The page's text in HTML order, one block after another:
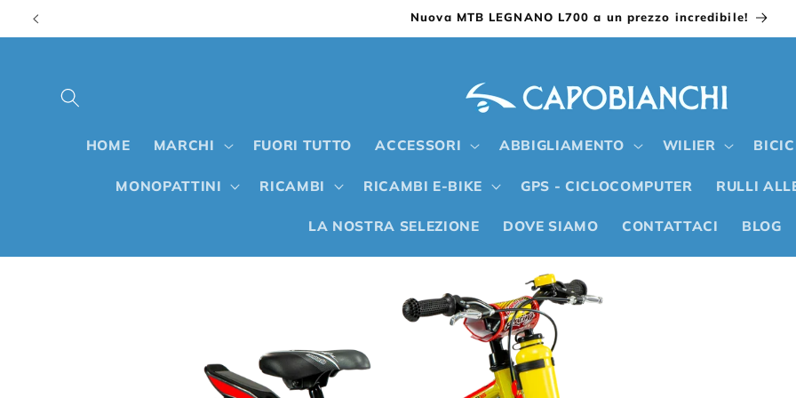
direttamente
ai contenuti
Nuova MTB LEGNANO L700 a un prezzo incredibile!
HOME MARCHI FUORI TUTTO ACCESSORI ABBIGLIAMENTO WILIER
MONOPATTINI RICAMBI RICAMBI E-BIKE GPS - CICLOCOMPUTER RULLI
LA NOSTRA SELEZIONE DOVE SIAMO CONTATTACI BLOG